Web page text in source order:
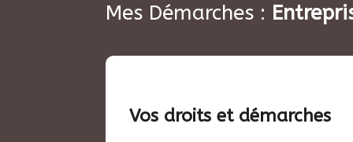
Mes Démarches :
Vos droits et démarches